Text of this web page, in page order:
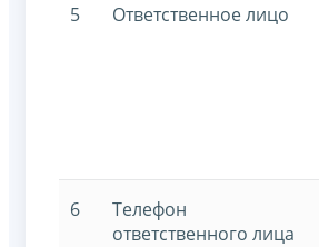
5 Ответственное лицо
6
Телефон
ответственного лица